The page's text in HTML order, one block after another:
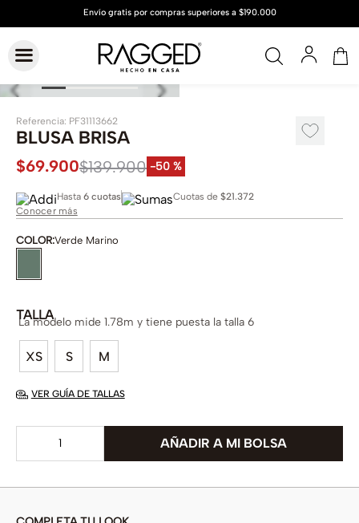
Referencia: PF31113662
BLUSA BRISA
$69.900$139.900 -50 %
Hasta 6 cuotas Cuotas de $21.372
Conocer más
COLOR:Verde Marino
TALLA
XS S M
La modelo mide 1.78m y tiene puesta la talla 6
VER GUÍA DE TALLAS